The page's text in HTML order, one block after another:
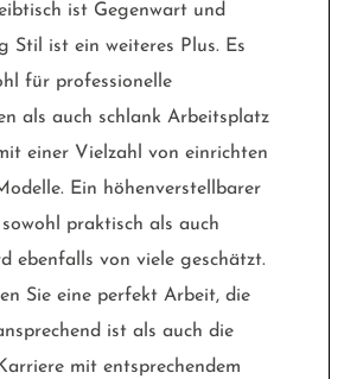
ist Gegenwart und
Stil ist ein weiteres Plus. Es
für professionelle
als auch schlank Arbeitsplatz
einer Vielzahl von einrichten
Ein höhenverstellbarer
praktisch als auch
ebenfalls von viele geschätzt.
Sie eine perfekt Arbeit, die
ist als auch die
mit entsprechendem